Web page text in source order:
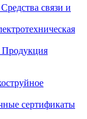
Средства связи и
Продукция
сертификаты